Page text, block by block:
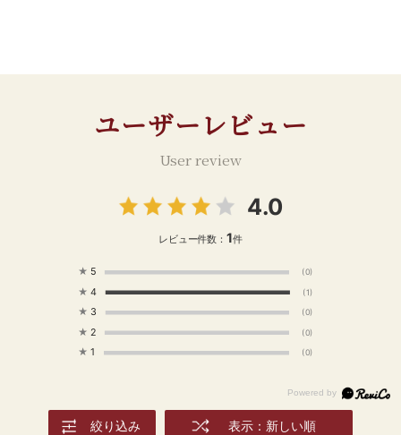
ユーザーレビュー
User review
4.0
レビュー件数： 1件
★ 5 (0)
★ 4 (1)
★ 3 (0)
★ 2 (0)
★ 1 (0)
絞り込み 表示：新しい順